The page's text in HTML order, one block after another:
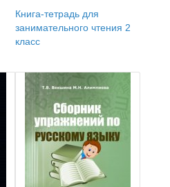
Книга-тетрадь для
занимательного чтения 2
класс